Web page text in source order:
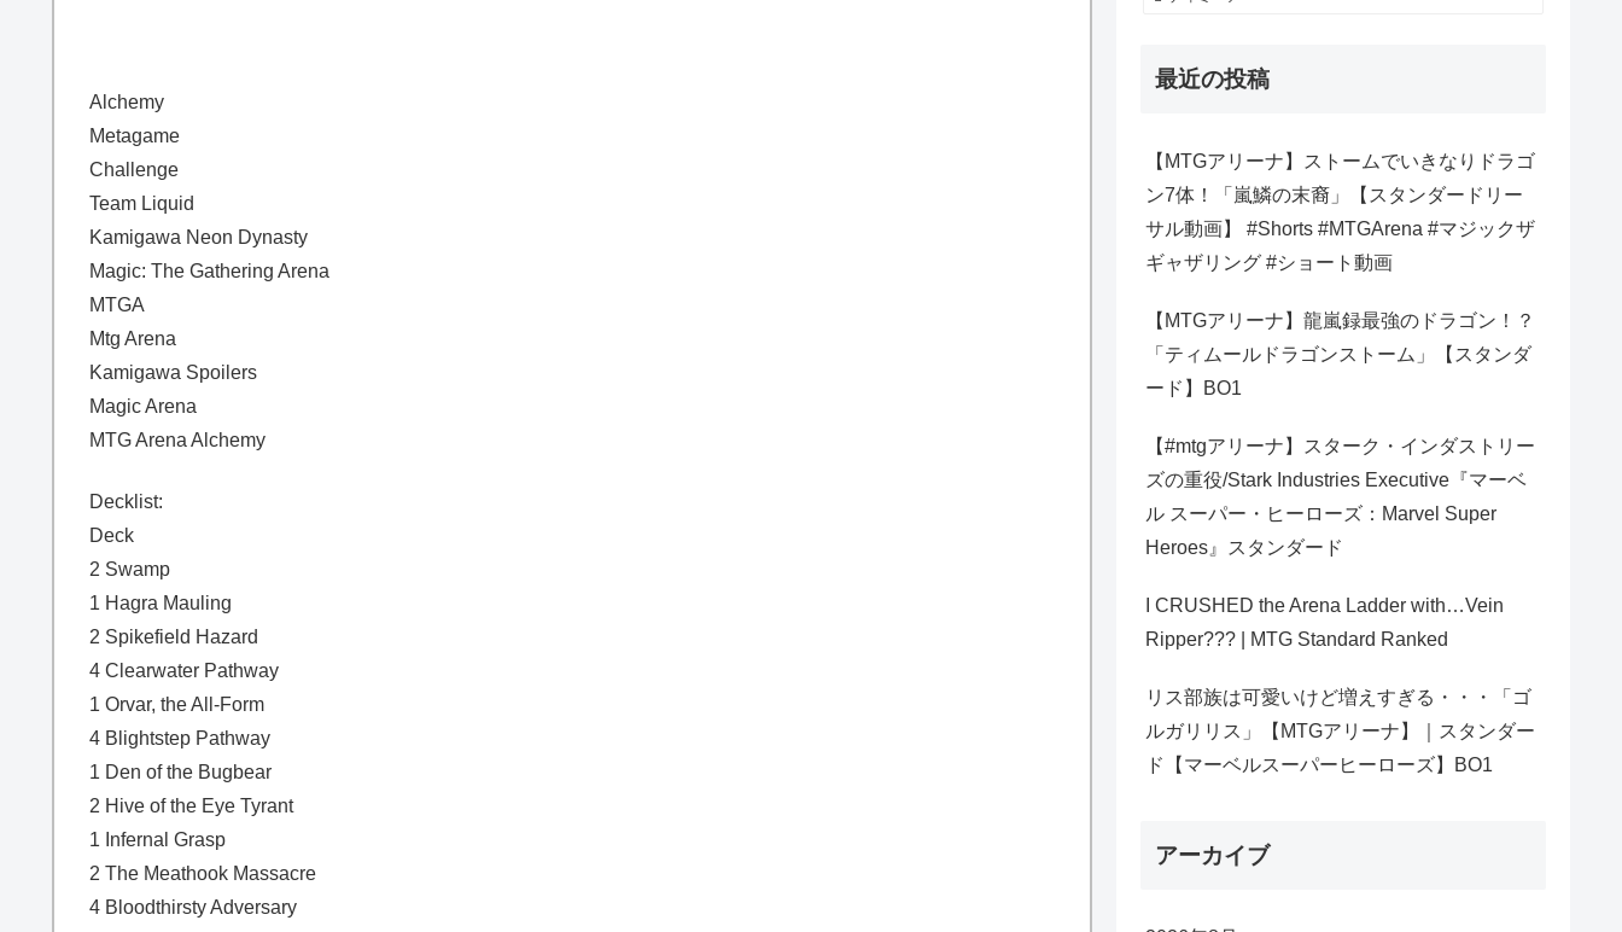
Alchemy
Metagame
Challenge
Team Liquid
Kamigawa Neon Dynasty
Magic: The Gathering Arena
MTGA
Mtg Arena
Kamigawa Spoilers
Magic Arena
MTG Arena Alchemy
Decklist:
Deck
2 Swamp
1 Hagra Mauling
2 Spikefield Hazard
4 Clearwater Pathway
1 Orvar, the All-Form
4 Blightstep Pathway
1 Den of the Bugbear
2 Hive of the Eye Tyrant
1 Infernal Grasp
2 The Meathook Massacre
4 Bloodthirsty Adversary
最近の投稿
【MTGアリーナ】ストームでいきなりドラゴ
ン7体！「嵐鱗の末裔」【スタンダードリー
サル動画】 #Shorts #MTGArena #マジックザ
ギャザリング #ショート動画
【MTGアリーナ】龍嵐録最強のドラゴン！？
「ティムールドラゴンストーム」【スタンダ
ード】BO1
【#mtgアリーナ】スターク・インダストリー
ズの重役/Stark Industries Executive『マーベ
ル スーパー・ヒーローズ：Marvel Super
Heroes』スタンダード
I CRUSHED the Arena Ladder with…Vein
Ripper??? | MTG Standard Ranked
リス部族は可愛いけど増えすぎる・・・「ゴ
ルガリリス」【MTGアリーナ】｜スタンダー
ド【マーベルスーパーヒーローズ】BO1
アーカイブ